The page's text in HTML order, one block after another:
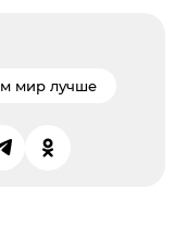
мир лучше